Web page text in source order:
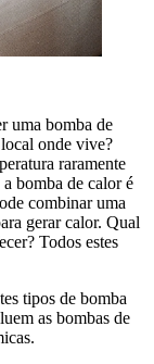
uma bomba de
onde vive?
raramente
bomba de calor é
combinar uma
gerar calor. Qual
Todos estes
tipos de bomba
as bombas de